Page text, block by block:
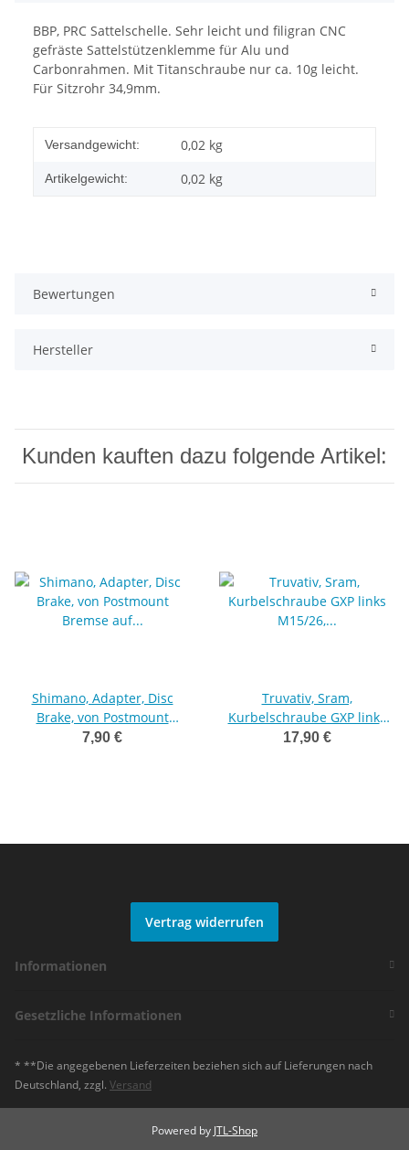
BBP, PRC Sattelschelle. Sehr leicht und filigran CNC
gefräste Sattelstützenklemme für Alu und
Carbonrahmen. Mit Titanschraube nur ca. 10g leicht.
Für Sitzrohr 34,9mm.
Versandgewicht: 0,02 kg
Artikelgewicht: 0,02 kg
Bewertungen
Hersteller
Kunden kauften dazu folgende Artikel:
Shimano, Adapter, Disc
Brake, von Postmount
Bremse auf Postmount
7,90 €
Truvativ, Sram,
Kurbelschraube GXP links
M15/26, selbstabziehend,
17,90 €
Vertrag widerrufen
Informationen
Gesetzliche Informationen
* **Die angegebenen Lieferzeiten beziehen sich auf Lieferungen nach
Deutschland, zzgl. Versand
Powered by JTL-Shop